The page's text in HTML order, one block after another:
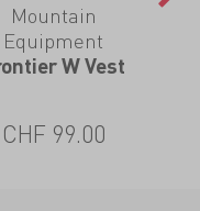
Mountain
Equipment
W Vest
CHF 99.00